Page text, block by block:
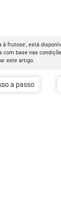
frutose', está
com base nas
este artigo.
a passo